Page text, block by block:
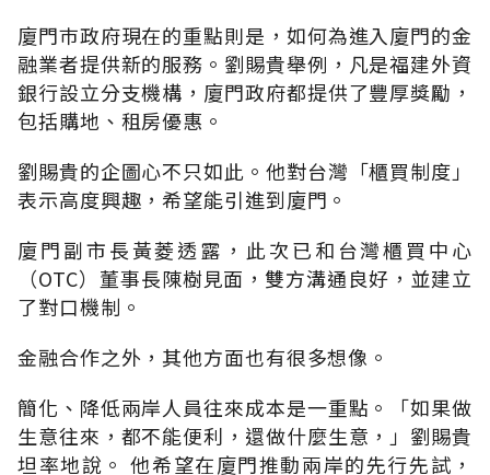
廈門巿政府現在的重點則是，如何為進入廈門的金
融業者提供新的服務。劉賜貴舉例，凡是福建外資
銀行設立分支機構，廈門政府都提供了豐厚獎勵，
包括購地、租房優惠。
劉賜貴的企圖心不只如此。他對台灣「櫃買制度」
表示高度興趣，希望能引進到廈門。
廈門副市長黃菱透露，此次已和台灣櫃買中心
（OTC）董事長陳樹見面，雙方溝通良好，並建立
了對口機制。
金融合作之外，其他方面也有很多想像。
簡化、降低兩岸人員往來成本是一重點。「如果做
生意往來，都不能便利，還做什麼生意，」劉賜貴
坦率地說。 他希望在廈門推動兩岸的先行先試，